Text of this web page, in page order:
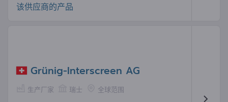
该供应商的产品
Grünig-Interscreen AG
生产厂家 瑞士 全球范围